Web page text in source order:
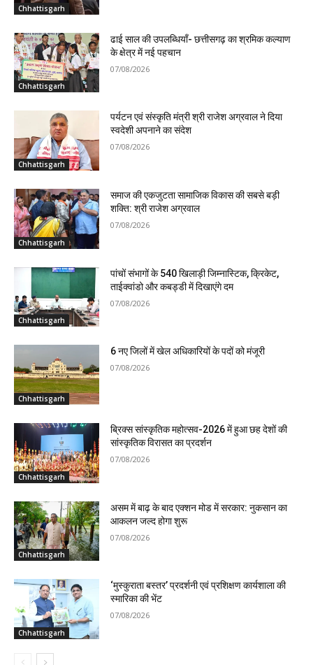
Chhattisgarh
Chhattisgarh
ढाई साल की उपलब्धियाँ- छत्तीसगढ़ का श्रमिक कल्याण
के क्षेत्र में नई पहचान
07/08/2026
Chhattisgarh
पर्यटन एवं संस्कृति मंत्री श्री राजेश अग्रवाल ने दिया
स्वदेशी अपनाने का संदेश
07/08/2026
Chhattisgarh
समाज की एकजुटता सामाजिक विकास की सबसे बड़ी
शक्ति: श्री राजेश अग्रवाल
07/08/2026
Chhattisgarh
पांचों संभागों के 540 खिलाड़ी जिम्नास्टिक, क्रिकेट,
ताईक्वांडो और कबड्डी में दिखाएंगे दम
07/08/2026
Chhattisgarh
6 नए जिलों में खेल अधिकारियों के पदों को मंजूरी
07/08/2026
Chhattisgarh
ब्रिक्स सांस्कृतिक महोत्सव-2026 में हुआ छह देशों की
सांस्कृतिक विरासत का प्रदर्शन
07/08/2026
Chhattisgarh
असम में बाढ़ के बाद एक्शन मोड में सरकार: नुकसान का
आकलन जल्द होगा शुरू
07/08/2026
Chhattisgarh
‘मुस्कुराता बस्तर’ प्रदर्शनी एवं प्रशिक्षण कार्यशाला की
स्मारिका की भेंट
07/08/2026